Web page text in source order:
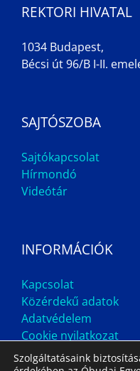
REKTORI HIVATAL
1034 Budapest,
Bécsi út 96/B I-II.
SAJTÓSZOBA
Sajtókapcsolat
Hírmondó
Videótár
INFORMÁCIÓK
Kapcsolat
Közérdekű adatok
Adatvédelem
Cookie nyilatkozat
Szolgáltatásaink